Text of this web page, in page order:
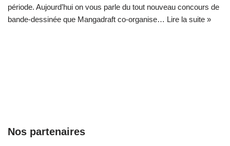
période. Aujourd’hui on vous parle du tout nouveau concours de
bande-dessinée que Mangadraft co-organise… Lire la suite »
Nos partenaires